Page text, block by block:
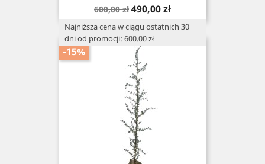
Cena
600,00 zł Cena
490,00 zł
Najniższa cena w ciągu ostatnich 30
dni od promocji: 600.00 zł
-15%